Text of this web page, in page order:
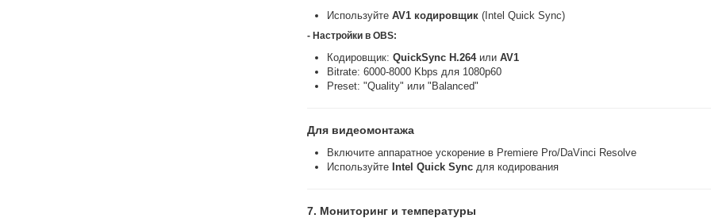
Используйте AV1 кодировщик (Intel Quick Sync)
- Настройки в OBS:
Кодировщик: QuickSync H.264или AV1
Bitrate: 6000-8000 Kbps для 1080p60
Preset: "Quality" или "Balanced"
Для видеомонтажа
Включите аппаратное ускорение в Premiere Pro/DaVinci Resolve
Используйте Intel Quick Sync для кодирования
7. Мониторинг и температуры